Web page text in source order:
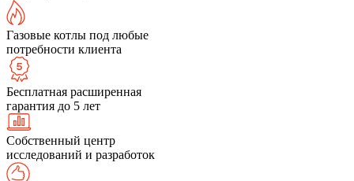
Газовые котлы под любые
потребности клиента
Бесплатная расширенная
гарантия до 5 лет
Собственный центр
исследований и разработок